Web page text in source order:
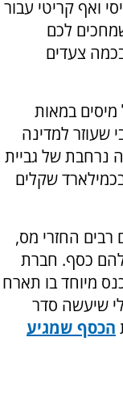
בסיסי ואף קריטי עבור
לכם
צעדים
במאות
שעוזר למדינה
נרחבת של גביית
שקלים
רבים החזרי מס,
להם כסף. חברת
תקיים הערב (15.2) כנס מיוחד בו תארח
שיעשה סדר
הכסף שמגיע